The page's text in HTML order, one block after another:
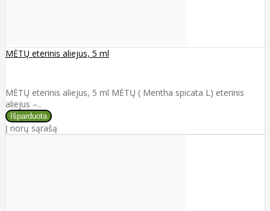
MĖTŲ eterinis aliejus, 5 ml
MĖTŲ eterinis aliejus, 5 ml MĖTŲ ( Mentha spicata L) eterinis
aliejus –..
Į norų sąrašą